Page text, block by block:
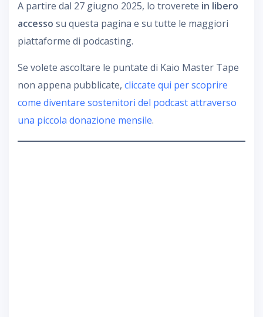
A partire dal 27 giugno 2025, lo troverete in libero
accesso su questa pagina e su tutte le maggiori
piattaforme di podcasting.
Se volete ascoltare le puntate di Kaio Master Tape
non appena pubblicate, cliccate qui per scoprire
come diventare sostenitori del podcast attraverso
una piccola donazione mensile.